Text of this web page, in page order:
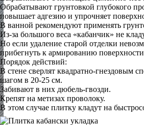
Обрабатывают грунтовкой глубокого
повышает адгезию и упрочняет
В ванной рекомендуют применять
Из-за большого веса «кабанчик» не
Но если удаление старой отделки
прибегнуть к армированию
Порядок действий:
В стене сверлят квадратно-гнездовым
шагом в 20-25 см.
Забивают в них дюбель-гвозди.
Крепят на метизах проволоку.
В этом случае плитку кладут на